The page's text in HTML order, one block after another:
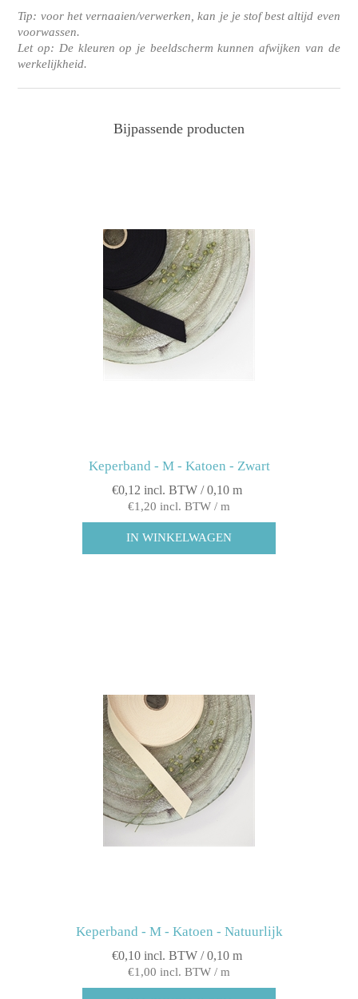
Tip: voor het vernaaien/verwerken, kan je je stof best altijd even
voorwassen.
Let op: De kleuren op je beeldscherm kunnen afwijken van de
werkelijkheid.
Bijpassende producten
Keperband - M - Katoen - Zwart
€0,12 incl. BTW / 0,10 m
€1,20 incl. BTW / m
Keperband - M - Katoen - Natuurlijk
€0,10 incl. BTW / 0,10 m
€1,00 incl. BTW / m